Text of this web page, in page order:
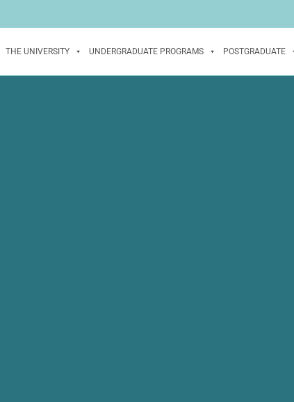
THE UNIVERSITY UNDERGRADUATE PROGRAMS POSTGRADUATE